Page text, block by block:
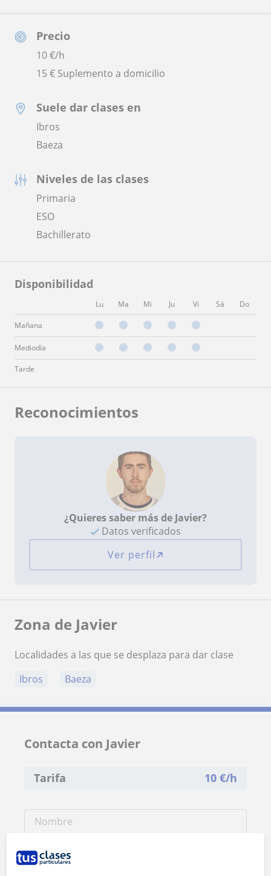
Precio
10€/h
15 € Suplemento a domicilio
Suele dar clases en
Ibros
Baeza
Niveles de las clases
Primaria
ESO
Bachillerato
Disponibilidad
Lu Ma Mi Ju Vi Sá Do
Mañana
Mediodía
Tarde
Reconocimientos
¿Quieres saber más de Javier?
Datos verificados
Ver perfil
Zona de Javier
Localidades a las que se desplaza para dar clase
Ibros
Baeza
Contacta con Javier
Tarifa 10 €/h